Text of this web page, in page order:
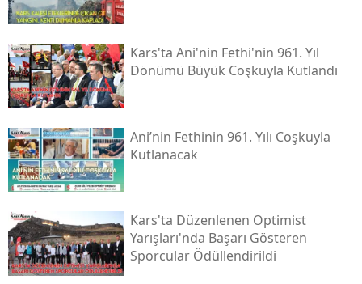
Kars'ta Ani'nin Fethi'nin 961. Yıl
Dönümü Büyük Coşkuyla Kutlandı
Ani’nin Fethinin 961. Yılı Coşkuyla
Kutlanacak
Kars'ta Düzenlenen Optimist
Yarışları'nda Başarı Gösteren
Sporcular Ödüllendirildi